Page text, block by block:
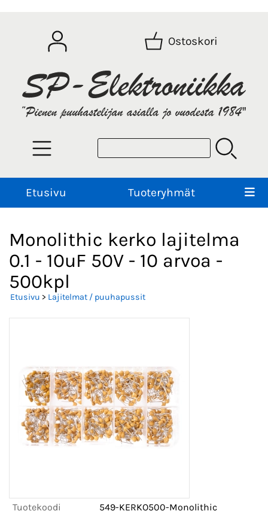
Ostoskori
Etusivu Tuoteryhmät
Monolithic kerko lajitelma
0.1 - 10uF 50V - 10 arvoa -
500kpl
Etusivu > Lajitelmat / puuhapussit
Tuotekoodi
549-KERKO500-Monolithic